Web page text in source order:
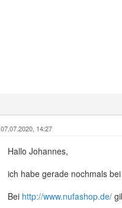
07.07.2020, 14:27
Hallo Johannes,
ich habe gerade nochmals
Bei http://www.nufashop.de/